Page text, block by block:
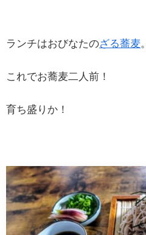
ランチはおびなたのざる蕎麦。
これでお蕎麦二人前！
育ち盛りか！